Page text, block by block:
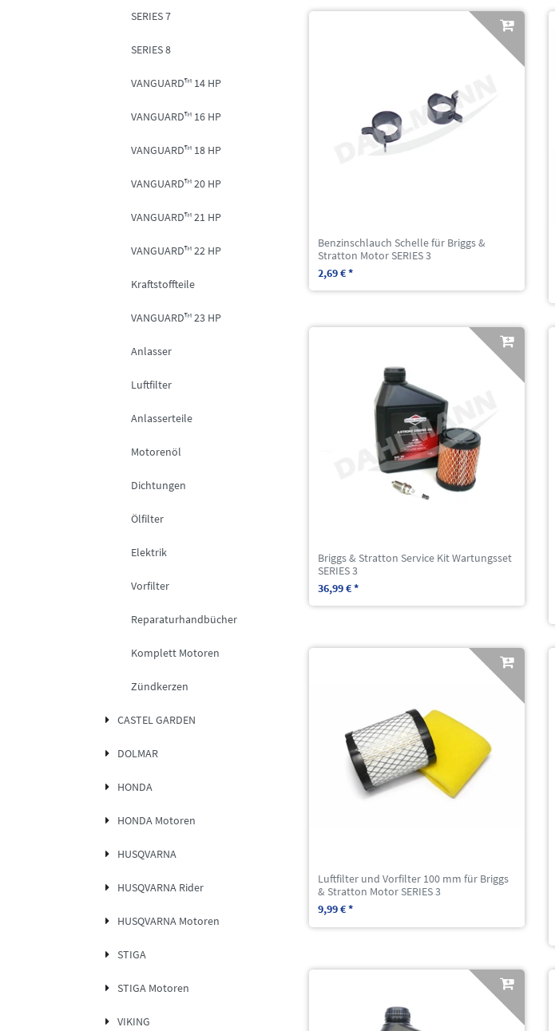
SERIES 7
SERIES 8
VANGUARD™ 14 HP
VANGUARD™ 16 HP
VANGUARD™ 18 HP
VANGUARD™ 20 HP
VANGUARD™ 21 HP
VANGUARD™ 22 HP
Kraftstoffteile
VANGUARD™ 23 HP
Anlasser
Luftfilter
Anlasserteile
Motorenöl
Dichtungen
Ölfilter
Elektrik
Vorfilter
Reparaturhandbücher
Komplett Motoren
Zündkerzen
CASTEL GARDEN
DOLMAR
HONDA
HONDA Motoren
HUSQVARNA
HUSQVARNA Rider
HUSQVARNA Motoren
STIGA
STIGA Motoren
VIKING
Benzinschlauch Schelle für Briggs &
Stratton Motor SERIES 3
2,69 € *
Briggs & Stratton Service Kit Wartungsset
SERIES 3
36,99 € *
Luftfilter und Vorfilter 100 mm für Briggs
& Stratton Motor SERIES 3
9,99 € *